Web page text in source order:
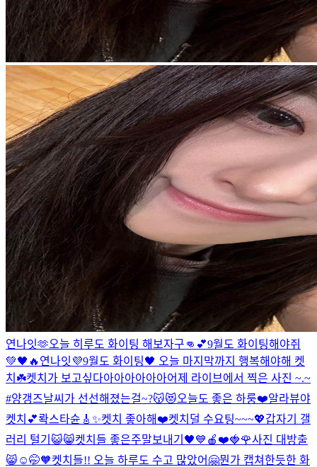
연나잇🫶오늘 히루도 화이팅 해보자구👊💕9월도 화이팅해야쥐
💚🖤🔥 연나잇💜9월도 화이팅🖤 오늘 마지막까지 행복해야해 켓
치☘️켓치가 보고싶다아아아아아아어제 라이브에서 찍은 사진 ~.~
#양갱즈날씨가 선선해졌는걸~?😽😻오늘도 좋은 하룽❤️알라뷰야
켓치💕롹스타슌🎸✨켓치 좋아해❤️켓치덜 수요팅~~~💖갑자기 갤
러리 털기😺😸켓치들 좋은주말보내기🖤💙 🍎❤️🍓🌹사진 대방출
😸☺🤭🧡켓치들!! 오늘 하루도 수고 많았어🤗뭔가 캡쳐한듯한 화